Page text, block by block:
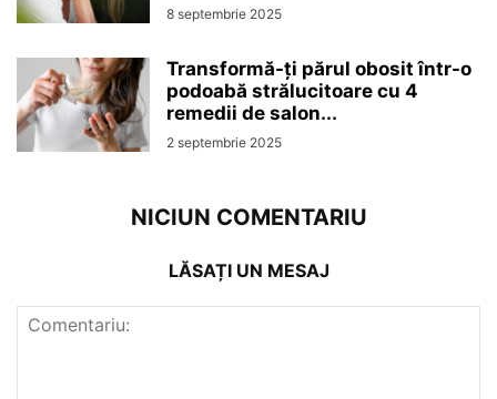
8 septembrie 2025
Transformă-ți părul obosit într-o
podoabă strălucitoare cu 4
remedii de salon...
2 septembrie 2025
NICIUN COMENTARIU
LĂSAȚI UN MESAJ